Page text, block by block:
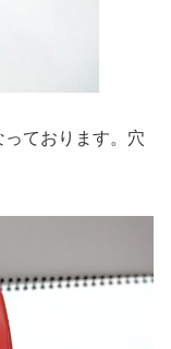
ております。穴